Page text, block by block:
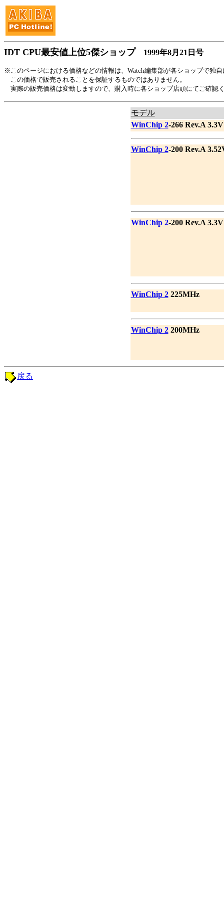
IDT CPU最安値上位5傑ショップ 1999年8月21日号
※このページにおける価格などの情報は、Watch編集部が各ショップで独
この価格で販売されることを保証するものではありません。
実際の販売価格は変動しますので、購入時に各ショップ店頭にてご確認
モデル
WinChip 2-266 Rev.A 3.3V
WinChip 2-200 Rev.A
WinChip 2-200 Rev.A 3.3V
WinChip 2225MHz
WinChip 2200MHz
戻る